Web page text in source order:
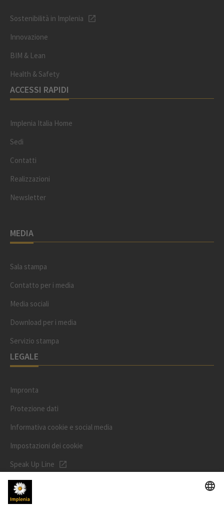
Sostenibilità in Implenia
Innovazione
BIM & Lean
Health & Safety
ACCESSI RAPIDI
Implenia Italia Home
Sedi
Contatti
Realizzazioni
Newsletter
MEDIA
Sala stampa
Contatto per i media
Media sociali
Download per i media
Servizio stampa
LEGALE
Impronta
Protezione dati
Informativa cookie e social media
Impostazioni dei cookie
Speak Up Line
PREZZO DELL'AZIONE